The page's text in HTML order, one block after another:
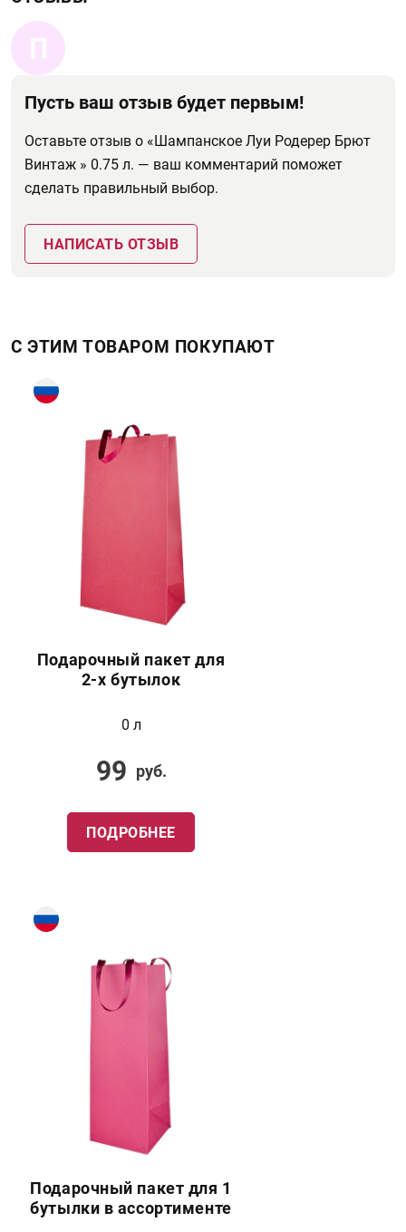
П
Пусть ваш отзыв будет первым!
Оставьте отзыв о «Шампанское Луи Родерер Брют
Винтаж » 0.75 л. — ваш комментарий поможет
сделать правильный выбор.
НАПИСАТЬ ОТЗЫВ
С ЭТИМ ТОВАРОМ ПОКУПАЮТ
Подарочный пакет для
2-х бутылок
0 л
99 руб.
ПОДРОБНЕЕ
Подарочный пакет для 1
бутылки в ассортименте